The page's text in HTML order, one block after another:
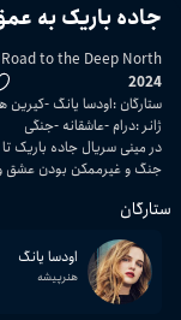
جاده باریک به
to the Deep North
2024
ستارگان :اودسا یانگ کیرین
ژانر :درام عاشقانه جنگی
در مینی سریال جاده
جنگ و غیرممکن بودن عشق
ستارگان
اودسا یانگ
هنرپیشه